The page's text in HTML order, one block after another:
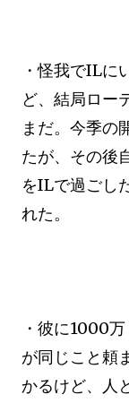
・怪我でILに
ど、結局ロー
まだ。今季の
たが、その後
をILで過ごし
れた。
・彼に1000
が同じこと頼
かるけど、人